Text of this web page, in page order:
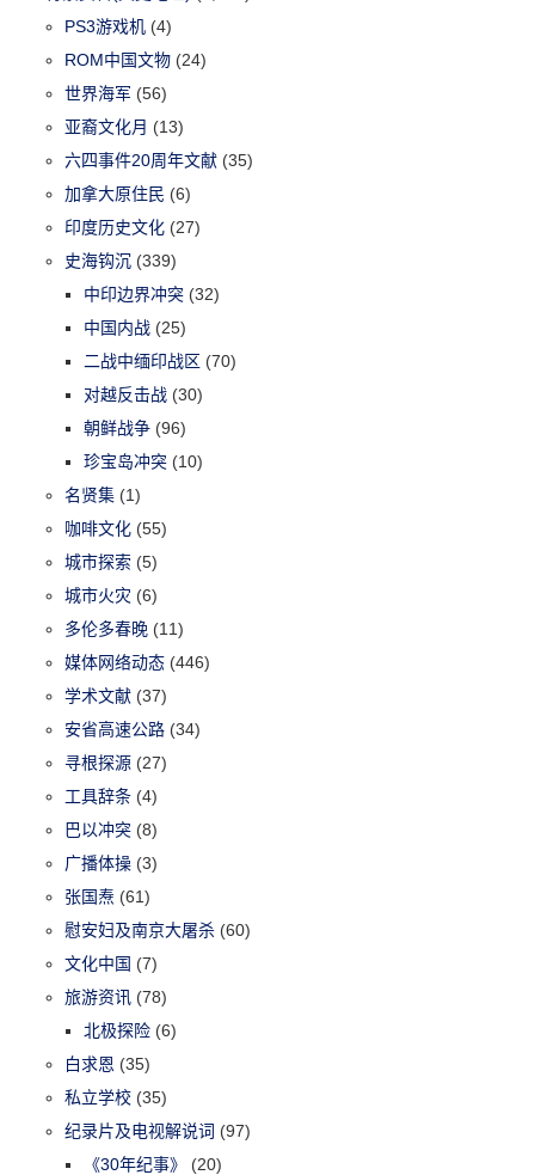
PS3游戏机 (4)
ROM中国文物 (24)
世界海军 (56)
亚裔文化月 (13)
六四事件20周年文献 (35)
加拿大原住民 (6)
印度历史文化 (27)
史海钩沉 (339)
中印边界冲突 (32)
中国内战 (25)
二战中缅印战区 (70)
对越反击战 (30)
朝鲜战争 (96)
珍宝岛冲突 (10)
名贤集 (1)
咖啡文化 (55)
城市探索 (5)
城市火灾 (6)
多伦多春晚 (11)
媒体网络动态 (446)
学术文献 (37)
安省高速公路 (34)
寻根探源 (27)
工具辞条 (4)
巴以冲突 (8)
广播体操 (3)
张国焘 (61)
慰安妇及南京大屠杀 (60)
文化中国 (7)
旅游资讯 (78)
北极探险 (6)
白求恩 (35)
私立学校 (35)
纪录片及电视解说词 (97)
《30年纪事》
(20)